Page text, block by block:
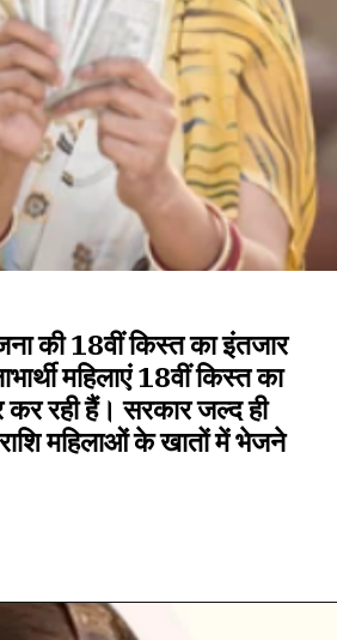
की 18वीं किस्त का इंतजार
महिलाएं 18वीं किस्त का
कर रही हैं। सरकार जल्द ही
महिलाओं के खातों में भेजने